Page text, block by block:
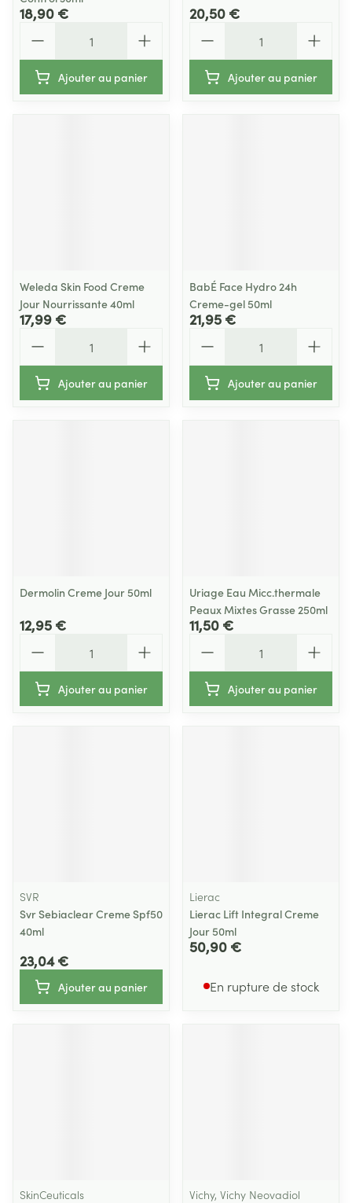
18,90 €
Ajouter au panier
20,50 €
Ajouter au panier
Weleda Skin Food Creme
Jour Nourrissante 40ml
17,99 €
Ajouter au panier
BabÉ Face Hydro 24h
Creme-gel 50ml
21,95 €
Ajouter au panier
Dermolin Creme Jour 50ml
12,95 €
Ajouter au panier
Uriage Eau Micc.thermale
Peaux Mixtes Grasse 250ml
11,50 €
Ajouter au panier
SVR
Svr Sebiaclear Creme Spf50
40ml
23,04 €
Ajouter au panier
Lierac
Lierac Lift Integral Creme
Jour 50ml
50,90 €
En rupture de stock
SkinCeuticals
Vichy, Vichy Neovadiol